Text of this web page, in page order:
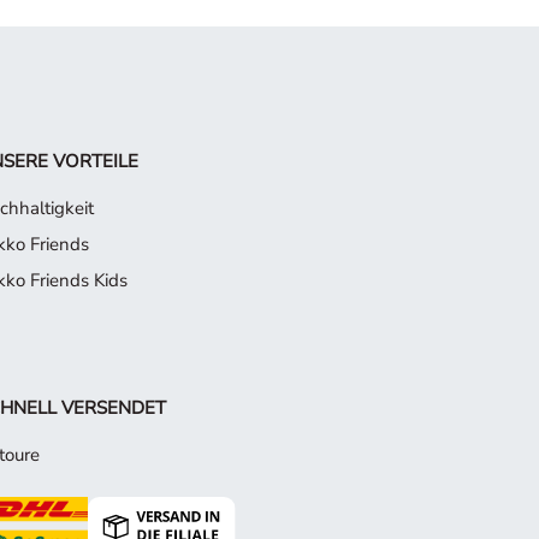
VORTEILE
Friends
Friends Kids
VERSENDET